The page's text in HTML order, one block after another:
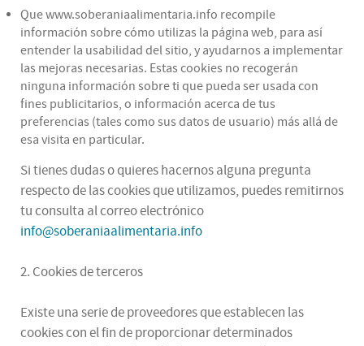
Que www.soberaniaalimentaria.info recompile
información sobre cómo utilizas la página web, para así
entender la usabilidad del sitio, y ayudarnos a implementar
las mejoras necesarias. Estas cookies no recogerán
ninguna información sobre ti que pueda ser usada con
fines publicitarios, o información acerca de tus
preferencias (tales como sus datos de usuario) más allá de
esa visita en particular.
Si tienes dudas o quieres hacernos alguna pregunta
respecto de las cookies que utilizamos, puedes remitirnos
tu consulta al correo electrónico
info@soberaniaalimentaria.info
2. Cookies de terceros
Existe una serie de proveedores que establecen las
cookies con el fin de proporcionar determinados